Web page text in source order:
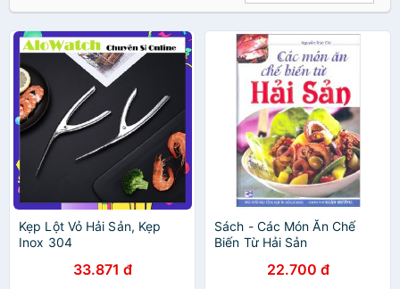
Kẹp Lột Vỏ Hải Sản, Kẹp
Inox 304
33.871 đ
Sách - Các Món Ăn Chế
Biến Từ Hải Sản
22.700 đ